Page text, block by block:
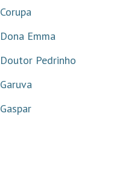
Corupa
Dona Emma
Doutor Pedrinho
Garuva
Gaspar